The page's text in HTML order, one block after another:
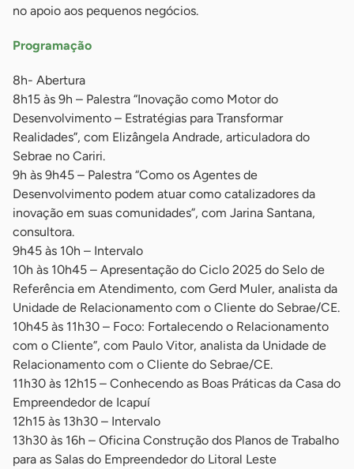
no apoio aos pequenos negócios.
Programação
8h- Abertura
8h15 às 9h – Palestra “Inovação como Motor do
Desenvolvimento – Estratégias para Transformar
Realidades”, com Elizângela Andrade, articuladora do
Sebrae no Cariri.
9h às 9h45 – Palestra “Como os Agentes de
Desenvolvimento podem atuar como catalizadores da
inovação em suas comunidades”, com Jarina Santana,
consultora.
9h45 às 10h – Intervalo
10h às 10h45 – Apresentação do Ciclo 2025 do Selo de
Referência em Atendimento, com Gerd Muler, analista da
Unidade de Relacionamento com o Cliente do Sebrae/CE.
10h45 às 11h30 – Foco: Fortalecendo o Relacionamento
com o Cliente”, com Paulo Vitor, analista da Unidade de
Relacionamento com o Cliente do Sebrae/CE.
11h30 às 12h15 – Conhecendo as Boas Práticas da Casa do
Empreendedor de Icapuí
12h15 às 13h30 – Intervalo
13h30 às 16h – Oficina Construção dos Planos de Trabalho
para as Salas do Empreendedor do Litoral Leste